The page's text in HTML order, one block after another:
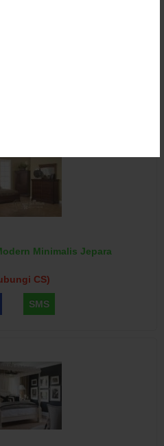
Minimalis Jepara
CS)
SMS